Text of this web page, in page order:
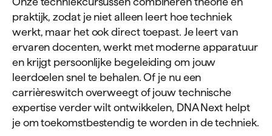
praktijk, zodat je niet alleen leert hoe techniek
werkt, maar het ook direct toepast. Je leert van
ervaren docenten, werkt met moderne apparatuur
en krijgt persoonlijke begeleiding om jouw
leerdoelen snel te behalen. Of je nu een
carrièreswitch overweegt of jouw technische
expertise verder wilt ontwikkelen, DNA Next helpt
je om toekomstbestendig te worden in de techniek.